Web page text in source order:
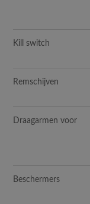
Kill switch
Remschijven
Draagarmen voor
Beschermers